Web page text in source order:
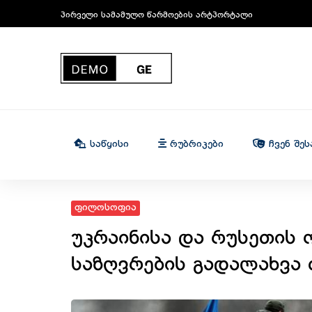
პირველი სამამულო წარმოების არტპორტალი
Საწყისი Რუბრიკები Ჩვენ
ფილოსოფია
უკრაინისა და რუსეთის
საზღვრების